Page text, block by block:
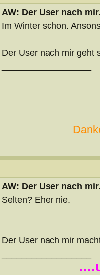
AW: Der User nach
Im Winter schon.
Der User nach mir geht
AW: Der User nach
Selten? Eher nie.
Der User nach mir